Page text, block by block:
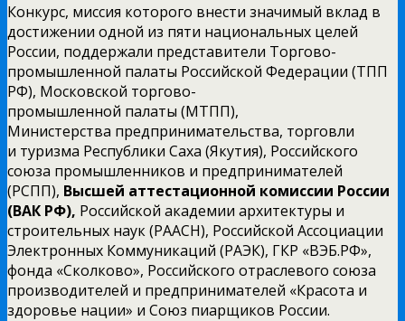
Конкурс, миссия которого внести значимый вклад в
достижении одной из пяти национальных целей
России, поддержали представители Торгово-
промышленной палаты Российской Федерации (ТПП
РФ), Московской торгово-
промышленной палаты (МТПП),
Министерства предпринимательства, торговли
и туризма Республики Саха (Якутия), Российского
союза промышленников и предпринимателей
(РСПП), Высшей аттестационной комиссии России
(ВАК РФ), Российской академии архитектуры и
строительных наук (РААСН), Российской Ассоциации
Электронных Коммуникаций (РАЭК), ГКР «ВЭБ.РФ»,
фонда «Сколково», Российского отраслевого союза
производителей и предпринимателей «Красота и
здоровье нации» и Союз пиарщиков России.